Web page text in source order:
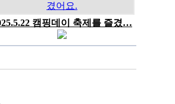
캠핑데이 축제를 즐겼…